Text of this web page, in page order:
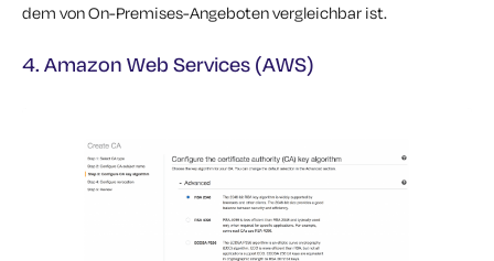
dem von On-Premises-Angeboten vergleichbar ist.
4. Amazon Web Services (AWS)